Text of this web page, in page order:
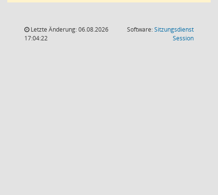
Letzte Änderung: 06.08.2026
17:04:22
Software:Sitzungsdienst
Session(Wird in